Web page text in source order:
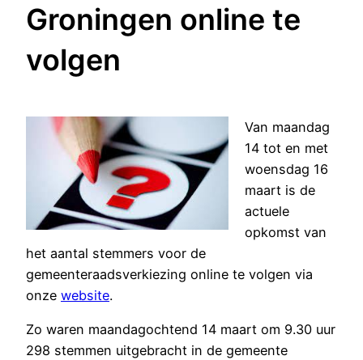
Groningen online te
volgen
Van maandag
14 tot en met
woensdag 16
maart is de
actuele
opkomst van
het aantal stemmers voor de
gemeenteraadsverkiezing online te volgen via
onze website.
Zo waren maandagochtend 14 maart om 9.30 uur
298 stemmen uitgebracht in de gemeente